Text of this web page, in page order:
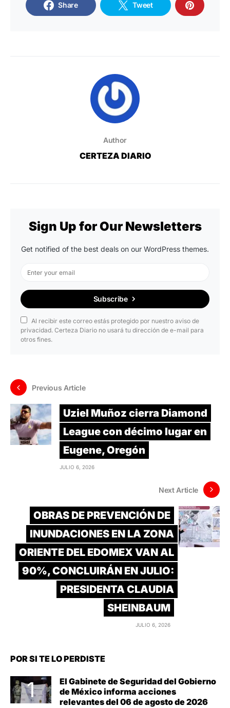
Share Tweet
Author
CERTEZA DIARIO
Sign Up for Our Newsletters
Get notified of the best deals on our WordPress themes.
Subscribe
Al recibir este correo estás protegido por nuestro aviso de
privacidad. Certeza Diario no usará tu dirección de e-mail para
otros fines.
Previous Article
Uziel Muñoz cierra Diamond
League con décimo lugar en
Eugene, Oregón
JULIO 6, 2026
Next Article
OBRAS DE PREVENCIÓN DE
INUNDACIONES EN LA ZONA
ORIENTE DEL EDOMEX VAN AL
90%, CONCLUIRÁN EN JULIO:
PRESIDENTA CLAUDIA
SHEINBAUM
JULIO 6, 2026
POR SI TE LO PERDISTE
El Gabinete de Seguridad del Gobierno
de México informa acciones
relevantes del 06 de agosto de 2026